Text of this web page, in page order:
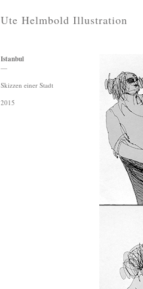
Ute Helmbold Illustration
Istanbul
—
Skizzen einer Stadt
2015